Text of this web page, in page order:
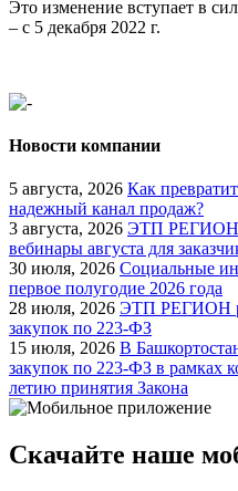
Это изменение вступает в
– с 5 декабря 2022 г.
Новости компании
5 августа, 2026 Как
надежный канал продаж?
3 августа, 2026 ЭТП РЕГИОН
вебинары августа для
30 июля, 2026 Социальные
первое полугодие 2026 года
28 июля, 2026 ЭТП РЕГИОН
закупок по 223-ФЗ
15 июля, 2026 В
закупок по 223-ФЗ в рамках
летию принятия Закона
Скачайте наше